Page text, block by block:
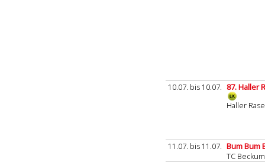
10.07. bis 10.07. 87. Haller
Haller
11.07. bis 11.07. Bum Bum
TC Beckum